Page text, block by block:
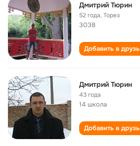
Дмитрий Тюрин
52 года,Торез
3038
Добавить в
Дмитрий Тюрин
43 года
14 школа
Добавить в